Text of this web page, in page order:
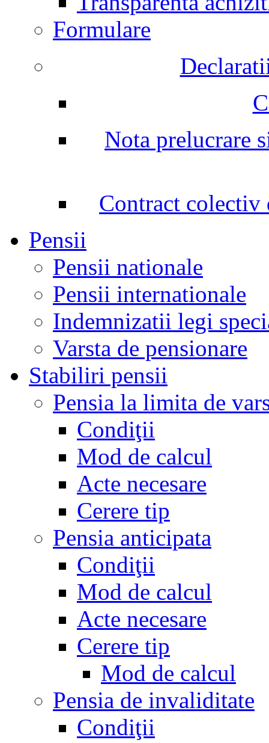
Formulare
Nota prelucrare
Contract colectiv
Pensii
Pensii nationale
Pensii internationale
Indemnizatii legi
Varsta de pensionare
Stabiliri pensii
Pensia la limita de
Condiţii
Mod de calcul
Acte necesare
Cerere tip
Pensia anticipata
Condiţii
Mod de calcul
Acte necesare
Cerere tip
Mod de calcul
Pensia de invaliditate
Condiţii